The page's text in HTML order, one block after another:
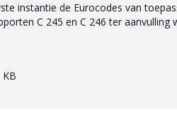
instantie de Eurocodes van
C 245 en C 246 ter aanvulling
KB